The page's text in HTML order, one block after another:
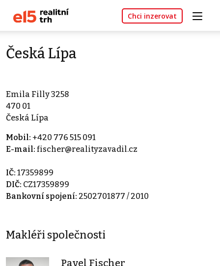
Chci inzerovat
Česká Lípa
Emila Filly 3258
470 01
Česká Lípa
Mobil: +420 776 515 091
E-mail: fischer@realityzavadil.cz
IČ: 17359899
DIČ: CZ17359899
Bankovní spojení: 2502701877 / 2010
Makléři společnosti
Pavel Fischer